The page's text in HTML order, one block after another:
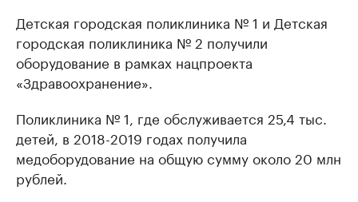
Детская городская поликлиника № 1 и Детская
городская поликлиника № 2 получили
оборудование в рамках нацпроекта
«Здравоохранение».
Поликлиника № 1, где обслуживается 25,4 тыс.
детей, в 2018-2019 годах получила
медоборудование на общую сумму около 20 млн
рублей.